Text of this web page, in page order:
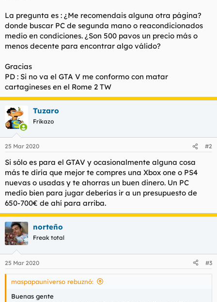
La pregunta es : ¿Me recomendais alguna otra página?
donde buscar PC de segunda mano o reacondicionados
medio en condiciones. ¿Son 500 pavos un precio más o
menos decente para encontrar algo válido?
Gracias
PD : Si no va el GTA V me conformo con matar
cartagineses en el Rome 2 TW
Tuzaro
Frikazo
25 Mar 2020 #2
Si sólo es para el GTAV y ocasionalmente alguna cosa
más te diría que mejor te compres una Xbox one o PS4
nuevas o usadas y te ahorras un buen dinero. Un PC
medio bien para jugar deberías ir a un presupuesto de
650-700€ de ahí para arriba.
norteño
Freak total
25 Mar 2020 #3
maspapauniverso rebuznó:
Buenas gente